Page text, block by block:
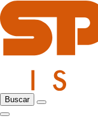
Buscar